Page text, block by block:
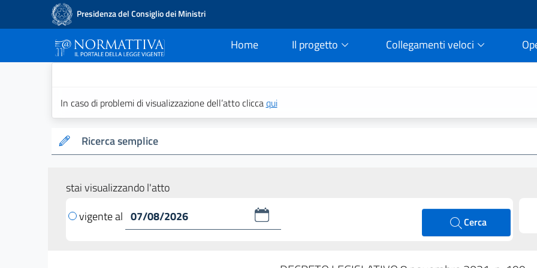
Presidenza del Consiglio dei Ministri
Home
current Il progetto Collegamenti veloci
In caso di problemi di visualizzazione dell’atto cliccaqui
Ricerca semplice
stai visualizzando l'atto
vigente al
Cerca